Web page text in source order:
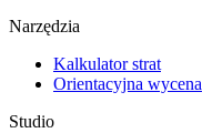
Narzędzia
Kalkulator strat
Orientacyjna wycena
Studio